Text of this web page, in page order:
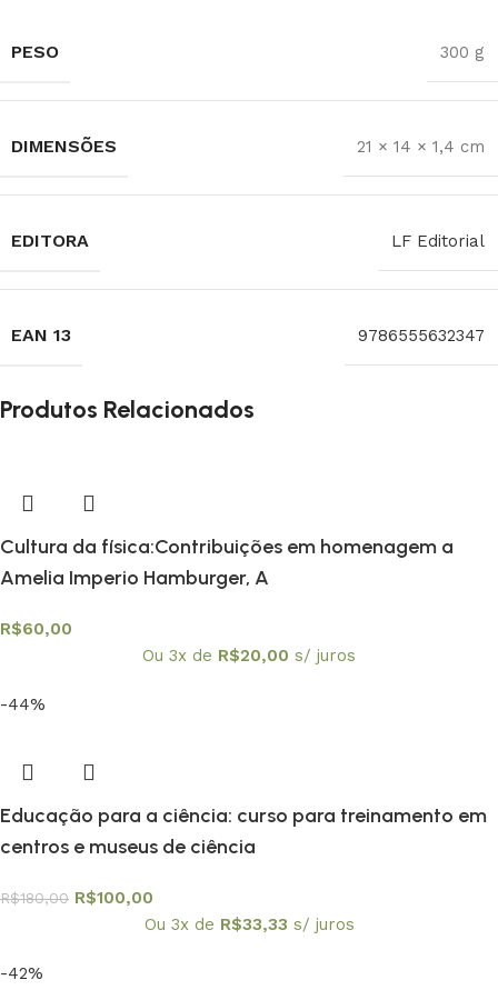
PESO 300 g
DIMENSÕES 21 × 14 × 1,4 cm
EDITORA LF Editorial
EAN 13 9786555632347
Produtos Relacionados
Cultura da física:Contribuições em homenagem a
Amelia Imperio Hamburger, A
R$60,00
Ou 3x de R$20,00 s/ juros
-44%
Educação para a ciência: curso para treinamento em
centros e museus de ciência
R$180,00 R$100,00
Ou 3x de R$33,33 s/ juros
-42%